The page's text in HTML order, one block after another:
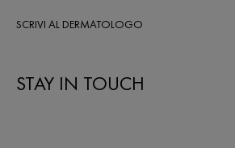
SCRIVI AL DERMATOLOGO
STAY IN TOUCH